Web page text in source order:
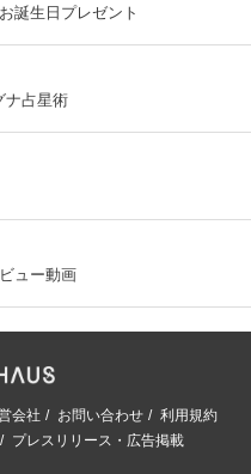
誕生日プレゼント
ナ占星術
ュー動画
会社 お問い合わせ
利用規約
プレスリリース・広告掲載